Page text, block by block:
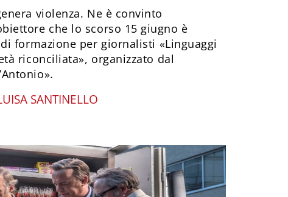
violenza. Ne è convinto
che lo scorso 15 giugno è
formazione per giornalisti «Linguaggi
riconciliata», organizzato dal
SANTINELLO